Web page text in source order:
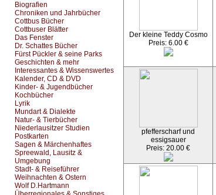
Biografien
Chroniken und Jahrbücher
Cottbus Bücher
Cottbuser Blätter
Das Fenster
Dr. Schattes Bücher
Fürst Pückler & seine Parks
Geschichten & mehr
Interessantes & Wissenswertes
Kalender, CD & DVD
Kinder- & Jugendbücher
Kochbücher
Lyrik
Mundart & Dialekte
Natur- & Tierbücher
Niederlausitzer Studien
Postkarten
Sagen & Märchenhaftes
Spreewald, Lausitz &
Umgebung
Stadt- & Reiseführer
Weihnachten & Ostern
Wolf D.Hartmann
Der kleine Teddy Cosmo
Preis: 6.00 €
pfefferscharf und
essigsauer
Preis: 20.00 €